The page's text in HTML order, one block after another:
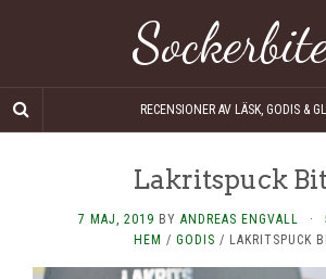
RECENSIONER AV LÄSK, GODIS &
Lakritspuck
7 MAJ, 2019 BY ANDREAS ENGVALL ·
HEM / GODIS / LAKRITSPUCK